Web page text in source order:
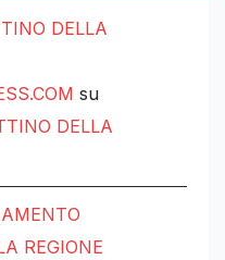
DELLA
su
DELLA
REGIONE